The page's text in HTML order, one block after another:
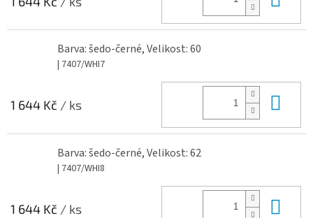
Barva: šedo-černé, Velikost: 60
| 7407/WHI7
1 644 Kč / ks
Barva: šedo-černé, Velikost: 62
| 7407/WHI8
1 644 Kč / ks